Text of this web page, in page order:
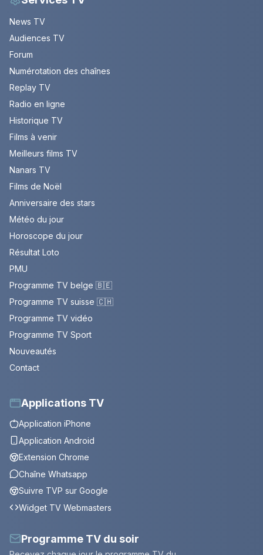
News TV
Audiences TV
Forum
Numérotation des chaînes
Replay TV
Radio en ligne
Historique TV
Films à venir
Meilleurs films TV
Nanars TV
Films de Noël
Anniversaire des stars
Météo du jour
Horoscope du jour
Résultat Loto
PMU
Programme TV belge 🇧🇪
Programme TV suisse 🇨🇭
Programme TV vidéo
Programme TV Sport
Nouveautés
Contact
Applications TV
Application iPhone
Application Android
Extension Chrome
Chaîne Whatsapp
Suivre TVP sur Google
Widget TV Webmasters
Programme TV du soir